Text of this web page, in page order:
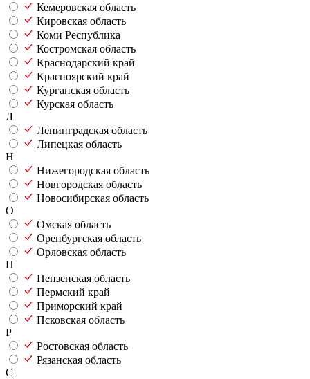
Кемеровская область
Кировская область
Коми Республика
Костромская область
Краснодарский край
Красноярский край
Курганская область
Курская область
Л
Ленинградская область
Липецкая область
Н
Нижегородская область
Новгородская область
Новосибирская область
О
Омская область
Оренбургская область
Орловская область
П
Пензенская область
Пермский край
Приморский край
Псковская область
Р
Ростовская область
Рязанская область
С